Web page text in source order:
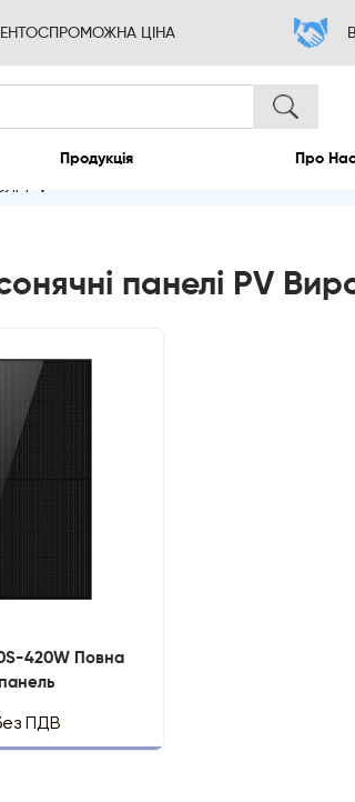
КОНКУРЕНТОСПРОМОЖНА
PV
панелі PV
420W Повна
ПДВ